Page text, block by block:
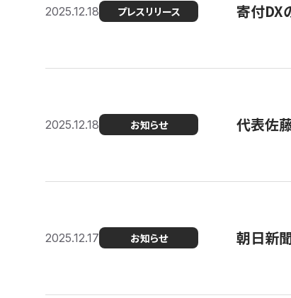
2025.12.18 プレスリリース 寄付DX
2025.12.18 お知らせ 代表佐
2025.12.17 お知らせ 朝日新